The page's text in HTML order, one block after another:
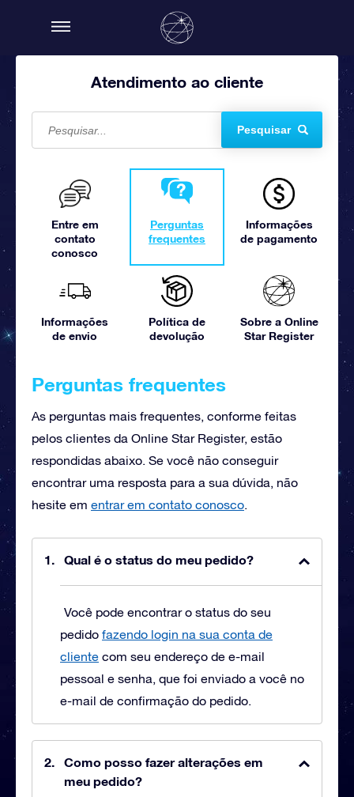
Atendimento ao cliente
Pesquisar
Entre em
contato
conosco
Perguntas
frequentes
Informações
de pagamento
Informações
de envio
Política de
devolução
Sobre a Online
Star Register
Perguntas frequentes
As perguntas mais frequentes, conforme feitas
pelos clientes da Online Star Register, estão
respondidas abaixo. Se você não conseguir
encontrar uma resposta para a sua dúvida, não
hesite em entrar em contato conosco.
Qual é o status do meu pedido?
Você pode encontrar o status do seu
pedido fazendo login na sua conta de
cliente com seu endereço de e-mail
pessoal e senha, que foi enviado a você no
e-mail de confirmação do pedido.
Como posso fazer alterações em
meu pedido?